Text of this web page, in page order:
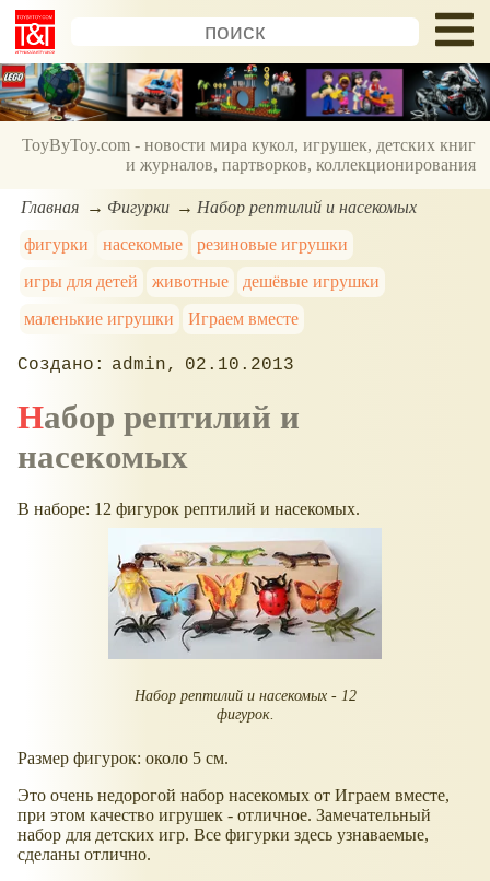
ToyByToy.com - новости мира кукол, игрушек, детских книг
и журналов, партворков, коллекционирования
Главная Фигурки
Набор рептилий и насекомых
фигурки
насекомые
резиновые игрушки
игры для детей
животные
дешёвые игрушки
маленькие игрушки
Играем вместе
admin 02.10.2013
Набор рептилий и
насекомых
В наборе: 12 фигурок рептилий и насекомых.
Набор рептилий и насекомых - 12
фигурок.
Размер фигурок: около 5 см.
Это очень недорогой набор насекомых от Играем вместе,
при этом качество игрушек - отличное. Замечательный
набор для детских игр. Все фигурки здесь узнаваемые,
сделаны отлично.